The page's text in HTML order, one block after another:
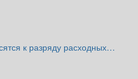
к разряду расходных…